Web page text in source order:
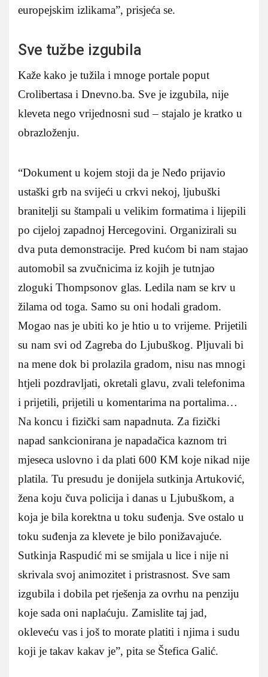
europejskim izlikama”, prisjeća se.
Sve tužbe izgubila
Kaže kako je tužila i mnoge portale poput
Crolibertasa i Dnevno.ba. Sve je izgubila, nije
kleveta nego vrijednosni sud – stajalo je kratko u
obrazloženju.
“Dokument u kojem stoji da je Neđo prijavio
ustaški grb na svijeći u crkvi nekoj, ljubuški
branitelji su štampali u velikim formatima i lijepili
po cijeloj zapadnoj Hercegovini. Organizirali su
dva puta demonstracije. Pred kućom bi nam stajao
automobil sa zvučnicima iz kojih je tutnjao
zloguki Thompsonov glas. Ledila nam se krv u
žilama od toga. Samo su oni hodali gradom.
Mogao nas je ubiti ko je htio u to vrijeme. Prijetili
su nam svi od Zagreba do Ljubuškog. Pljuvali bi
na mene dok bi prolazila gradom, nisu nas mnogi
htjeli pozdravljati, okretali glavu, zvali telefonima
i prijetili, prijetili u komentarima na portalima…
Na koncu i fizički sam napadnuta. Za fizički
napad sankcionirana je napadačica kaznom tri
mjeseca uslovno i da plati 600 KM koje nikad nije
platila. Tu presudu je donijela sutkinja Artuković,
žena koju čuva policija i danas u Ljubuškom, a
koja je bila korektna u toku suđenja. Sve ostalo u
toku suđenja za klevete je bilo ponižavajuće.
Sutkinja Raspudić mi se smijala u lice i nije ni
skrivala svoj animozitet i pristrasnost. Sve sam
izgubila i dobila pet rješenja za ovrhu na penziju
koje sada oni naplaćuju. Zamislite taj jad,
okleveću vas i još to morate platiti i njima i sudu
koji je takav kakav je”, pita se Štefica Galić.